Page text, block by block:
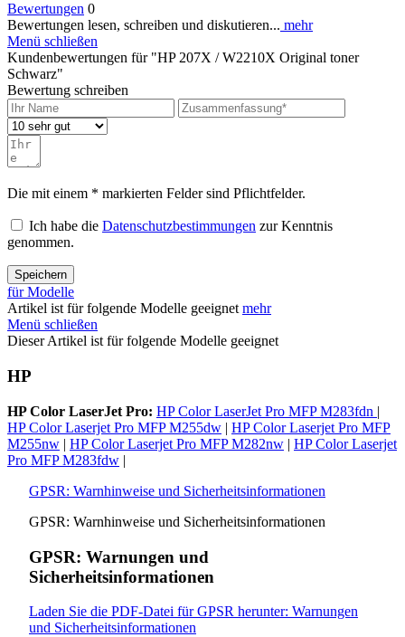
Bewertungen 0
Bewertungen lesen, schreiben und diskutieren... mehr
Menü schließen
Kundenbewertungen für "HP 207X / W2210X Original toner
Schwarz"
Bewertung schreiben
Die mit einem * markierten Felder sind Pflichtfelder.
Ich habe die Datenschutzbestimmungen zur Kenntnis
genommen.
Speichern
für Modelle
Artikel ist für folgende Modelle geeignetmehr
Menü schließen
Dieser Artikel ist für folgende Modelle geeignet
HP
HP Color LaserJet Pro: HP Color LaserJet Pro MFP M283fdn |
HP Color Laserjet Pro MFP M255dw | HP Color Laserjet Pro MFP
M255nw | HP Color Laserjet Pro MFP M282nw | HP Color Laserjet
Pro MFP M283fdw |
GPSR: Warnhinweise und Sicherheitsinformationen
GPSR: Warnhinweise und Sicherheitsinformationen
GPSR: Warnungen und
Sicherheitsinformationen
Laden Sie die PDF-Datei für GPSR herunter: Warnungen
und Sicherheitsinformationen